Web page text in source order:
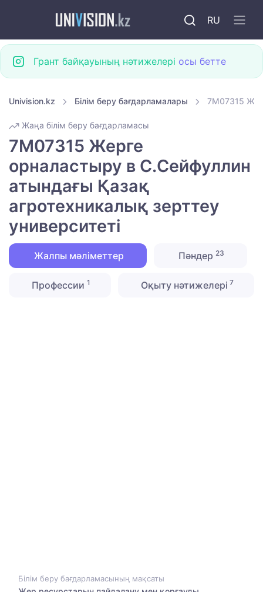
RU
Грант байқауының нәтижелері осы бетте
Univision.kz Білім беру бағдарламалары 7M07315
Жаңа білім беру бағдарламасы
7M07315 Жерге
орналастыру в С.Сейфуллин
атындағы Қазақ
агротехникалық зерттеу
университеті
Жалпы мәліметтер Пәндер23
Профессии 1 Оқыту нәтижелері 7
Білім беру бағдарламасының мақсаты